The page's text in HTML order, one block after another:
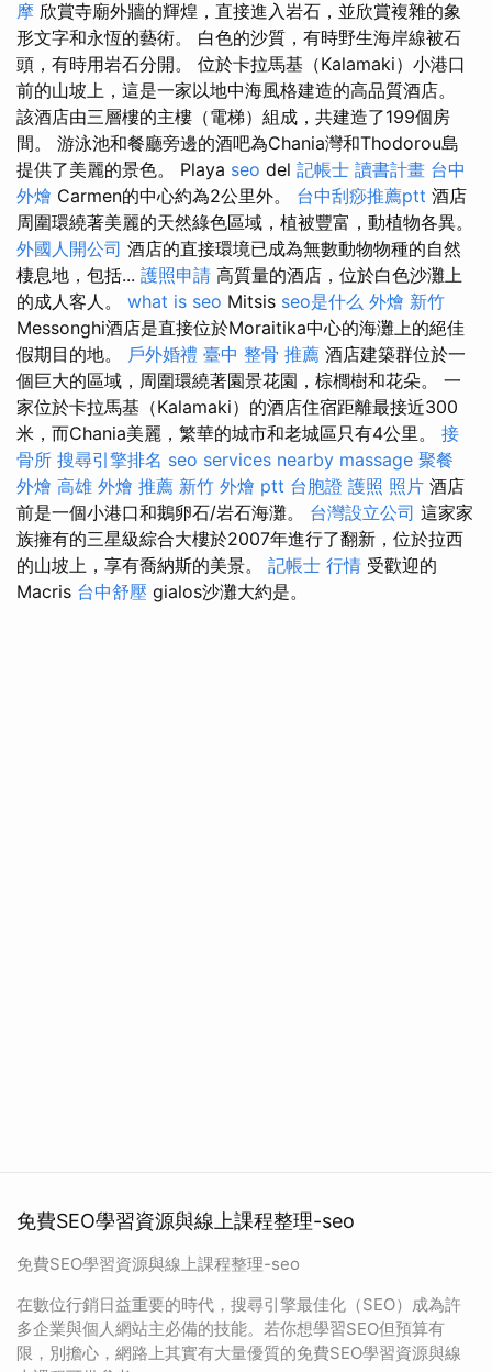
摩 欣賞寺廟外牆的輝煌，直接進入岩石，並欣賞複雜的象
形文字和永恆的藝術。 白色的沙質，有時野生海岸線被石
頭，有時用岩石分開。 位於卡拉馬基（Kalamaki）小港口
前的山坡上，這是一家以地中海風格建造的高品質酒店。
該酒店由三層樓的主樓（電梯）組成，共建造了199個房
間。 游泳池和餐廳旁邊的酒吧為Chania灣和Thodorou島
提供了美麗的景色。 Playa seo del 記帳士 讀書計畫 台中
外燴 Carmen的中心約為2公里外。 台中刮痧推薦ptt 酒店
周圍環繞著美麗的天然綠色區域，植被豐富，動植物各異。
外國人開公司 酒店的直接環境已成為無數動物物種的自然
棲息地，包括... 護照申請 高質量的酒店，位於白色沙灘上
的成人客人。 what is seo Mitsis seo是什么 外燴 新竹
Messonghi酒店是直接位於Moraitika中心的海灘上的絕佳
假期目的地。 戶外婚禮 臺中 整骨 推薦 酒店建築群位於一
個巨大的區域，周圍環繞著園景花園，棕櫚樹和花朵。 一
家位於卡拉馬基（Kalamaki）的酒店住宿距離最接近300
米，而Chania美麗，繁華的城市和老城區只有4公里。 接
骨所 搜尋引擎排名 seo services nearby massage 聚餐
外燴 高雄 外燴 推薦 新竹 外燴 ptt 台胞證 護照 照片 酒店
前是一個小港口和鵝卵石/岩石海灘。 台灣設立公司 這家家
族擁有的三星級綜合大樓於2007年進行了翻新，位於拉西
的山坡上，享有喬納斯的美景。 記帳士 行情 受歡迎的
Macris 台中舒壓 gialos沙灘大約是。
免費SEO學習資源與線上課程整理-seo
免費SEO學習資源與線上課程整理-seo
在數位行銷日益重要的時代，搜尋引擎最佳化（SEO）成為許
多企業與個人網站主必備的技能。若你想學習SEO但預算有
限，別擔心，網路上其實有大量優質的免費SEO學習資源與線